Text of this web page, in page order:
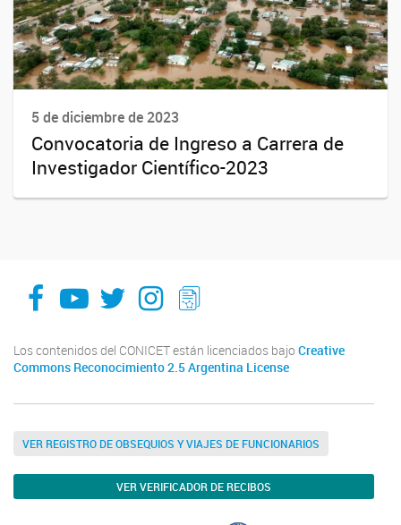
5 de diciembre de 2023
Convocatoria de Ingreso a Carrera de
Investigador Científico-2023
facebook
youtube
Twitter
Instagram
LeChasquier Boletin Digital 70
Los contenidos del CONICET están licenciados bajo Creative
Commons Reconocimiento 2.5 Argentina License
VER REGISTRO DE OBSEQUIOS Y VIAJES DE FUNCIONARIOS
VER VERIFICADOR DE RECIBOS